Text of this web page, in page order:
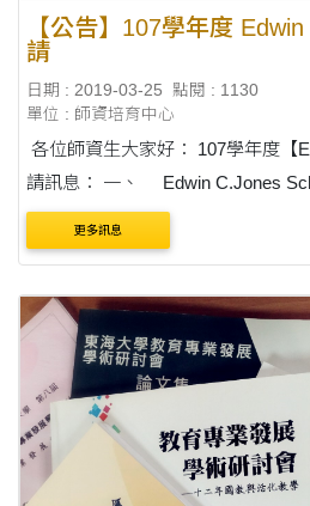
【公告】107學年度
請
日期 : 2019-03-25
點閱 : 1130
單位 : 師資培育中心
各位師資生大家好： 107學年度【Edwin C.Jones獎學金】申
請訊息： 一、 Edwin C.Jones
金辦法、申請書)如附件，有意申請
申請相關資料送交師資培育中....
更多訊息